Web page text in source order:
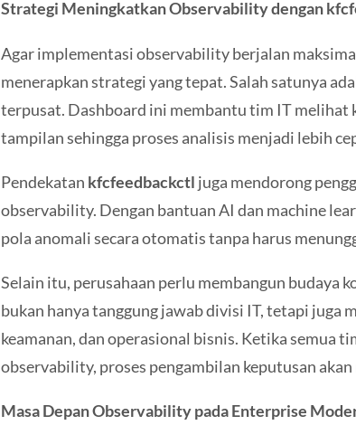
Strategi Meningkatkan Observability dengan
Agar implementasi observability berjalan
menerapkan strategi yang tepat. Salah satunya
terpusat. Dashboard ini membantu tim IT melihat
tampilan sehingga proses analisis menjadi lebih
Pendekatan kfcfeedbackctl juga mendorong
observability. Dengan bantuan AI dan machine
pola anomali secara otomatis tanpa harus
Selain itu, perusahaan perlu membangun budaya
bukan hanya tanggung jawab divisi IT, tetapi juga
keamanan, dan operasional bisnis. Ketika semua
observability, proses pengambilan keputusan
Masa Depan Observability pada Enterprise